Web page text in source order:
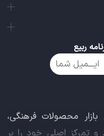
ربیع
محصولات فرهنگی،